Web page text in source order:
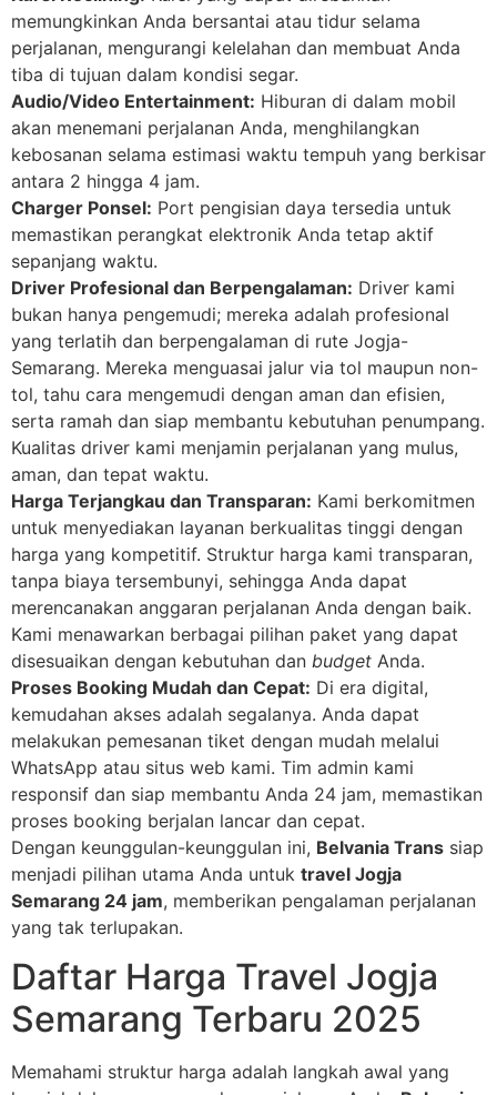
memungkinkan Anda bersantai atau tidur selama
perjalanan, mengurangi kelelahan dan membuat Anda
tiba di tujuan dalam kondisi segar.
Audio/Video Entertainment: Hiburan di dalam mobil
akan menemani perjalanan Anda, menghilangkan
kebosanan selama estimasi waktu tempuh yang berkisar
antara 2 hingga 4 jam.
Charger Ponsel: Port pengisian daya tersedia untuk
memastikan perangkat elektronik Anda tetap aktif
sepanjang waktu.
Driver Profesional dan Berpengalaman: Driver kami
bukan hanya pengemudi; mereka adalah profesional
yang terlatih dan berpengalaman di rute Jogja-
Semarang. Mereka menguasai jalur via tol maupun non-
tol, tahu cara mengemudi dengan aman dan efisien,
serta ramah dan siap membantu kebutuhan penumpang.
Kualitas driver kami menjamin perjalanan yang mulus,
aman, dan tepat waktu.
Harga Terjangkau dan Transparan: Kami berkomitmen
untuk menyediakan layanan berkualitas tinggi dengan
harga yang kompetitif. Struktur harga kami transparan,
tanpa biaya tersembunyi, sehingga Anda dapat
merencanakan anggaran perjalanan Anda dengan baik.
Kami menawarkan berbagai pilihan paket yang dapat
disesuaikan dengan kebutuhan dan budget Anda.
Proses Booking Mudah dan Cepat: Di era digital,
kemudahan akses adalah segalanya. Anda dapat
melakukan pemesanan tiket dengan mudah melalui
WhatsApp atau situs web kami. Tim admin kami
responsif dan siap membantu Anda 24 jam, memastikan
proses booking berjalan lancar dan cepat.
Dengan keunggulan-keunggulan ini, Belvania Trans siap
menjadi pilihan utama Anda untuk travel Jogja
Semarang 24 jam, memberikan pengalaman perjalanan
yang tak terlupakan.
Daftar Harga Travel Jogja
Semarang Terbaru 2025
Memahami struktur harga adalah langkah awal yang